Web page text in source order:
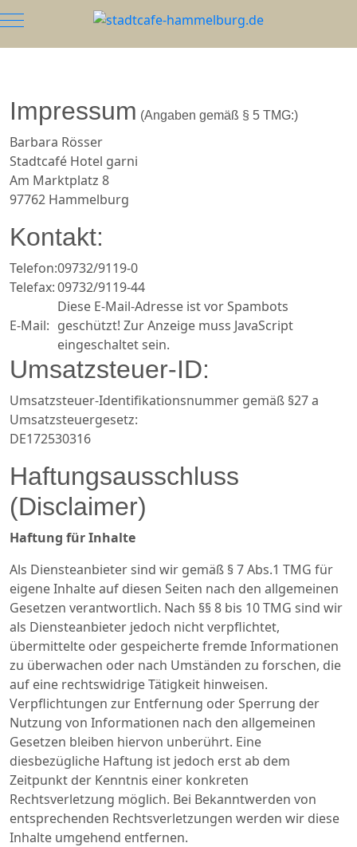
Mobile Menu Toggle
Impressum (Angaben gemäß § 5 TMG:)
Barbara Rösser
Stadtcafé Hotel garni
Am Marktplatz 8
97762 Hammelburg
Kontakt:
Telefon:09732/9119-0
Telefax:09732/9119-44
E-Mail:
Diese E-Mail-Adresse ist vor Spambots
geschützt! Zur Anzeige muss JavaScript
eingeschaltet sein.
Umsatzsteuer-ID:
Umsatzsteuer-Identifikationsnummer gemäß §27 a
Umsatzsteuergesetz:
DE172530316
Haftungsausschluss
(Disclaimer)
Haftung für Inhalte
Als Diensteanbieter sind wir gemäß § 7 Abs.1 TMG für
eigene Inhalte auf diesen Seiten nach den allgemeinen
Gesetzen verantwortlich. Nach §§ 8 bis 10 TMG sind wir
als Diensteanbieter jedoch nicht verpflichtet,
übermittelte oder gespeicherte fremde Informationen
zu überwachen oder nach Umständen zu forschen, die
auf eine rechtswidrige Tätigkeit hinweisen.
Verpflichtungen zur Entfernung oder Sperrung der
Nutzung von Informationen nach den allgemeinen
Gesetzen bleiben hiervon unberührt. Eine
diesbezügliche Haftung ist jedoch erst ab dem
Zeitpunkt der Kenntnis einer konkreten
Rechtsverletzung möglich. Bei Bekanntwerden von
entsprechenden Rechtsverletzungen werden wir diese
Inhalte umgehend entfernen.